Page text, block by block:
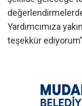
Yardımcımıza
teşekkür